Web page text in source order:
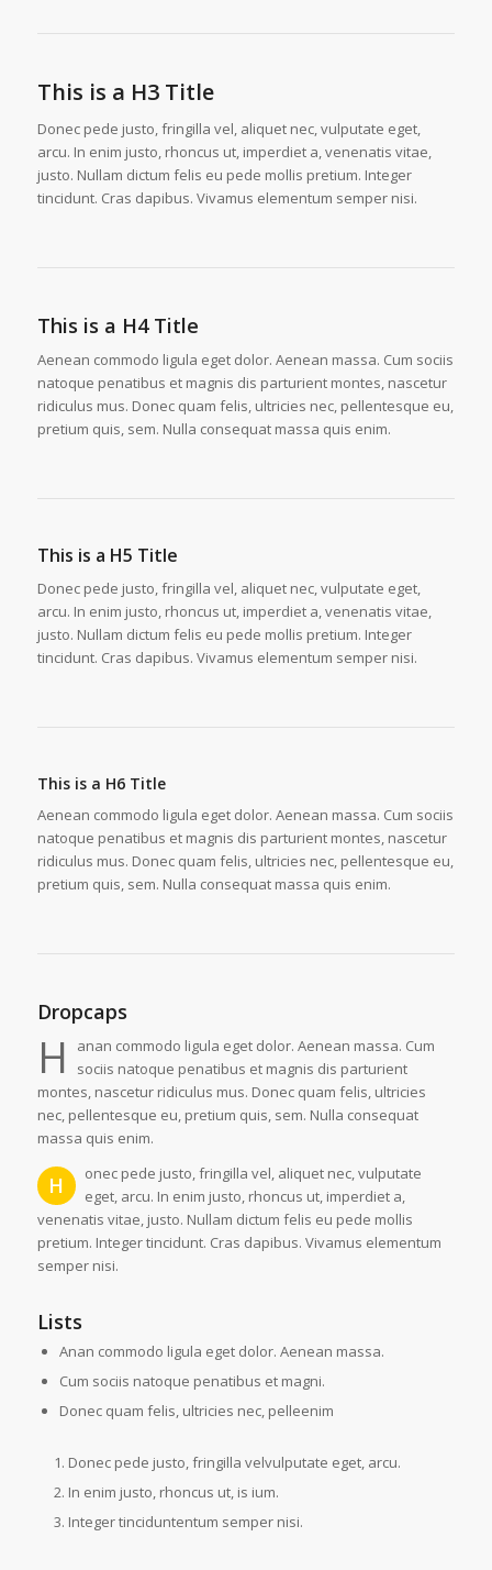
This is a H3 Title
Donec pede justo, fringilla vel, aliquet nec, vulputate eget,
arcu. In enim justo, rhoncus ut, imperdiet a, venenatis vitae,
justo. Nullam dictum felis eu pede mollis pretium. Integer
tincidunt. Cras dapibus. Vivamus elementum semper nisi.
This is a H4 Title
Aenean commodo ligula eget dolor. Aenean massa. Cum sociis
natoque penatibus et magnis dis parturient montes, nascetur
ridiculus mus. Donec quam felis, ultricies nec, pellentesque eu,
pretium quis, sem. Nulla consequat massa quis enim.
This is a H5 Title
Donec pede justo, fringilla vel, aliquet nec, vulputate eget,
arcu. In enim justo, rhoncus ut, imperdiet a, venenatis vitae,
justo. Nullam dictum felis eu pede mollis pretium. Integer
tincidunt. Cras dapibus. Vivamus elementum semper nisi.
This is a H6 Title
Aenean commodo ligula eget dolor. Aenean massa. Cum sociis
natoque penatibus et magnis dis parturient montes, nascetur
ridiculus mus. Donec quam felis, ultricies nec, pellentesque eu,
pretium quis, sem. Nulla consequat massa quis enim.
Dropcaps
H
anan commodo ligula eget dolor. Aenean massa. Cum
sociis natoque penatibus et magnis dis parturient
montes, nascetur ridiculus mus. Donec quam felis, ultricies
nec, pellentesque eu, pretium quis, sem. Nulla consequat
massa quis enim.
H
onec pede justo, fringilla vel, aliquet nec, vulputate
eget, arcu. In enim justo, rhoncus ut, imperdiet a,
venenatis vitae, justo. Nullam dictum felis eu pede mollis
pretium. Integer tincidunt. Cras dapibus. Vivamus elementum
semper nisi.
Lists
Anan commodo ligula eget dolor. Aenean massa.
Cum sociis natoque penatibus et magni.
Donec quam felis, ultricies nec, pelleenim
Donec pede justo, fringilla velvulputate eget, arcu.
In enim justo, rhoncus ut, is ium.
Integer tinciduntentum semper nisi.